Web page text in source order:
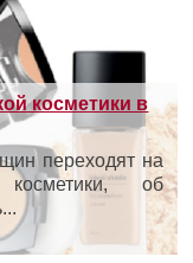
косметики в
переходят на
косметики, об